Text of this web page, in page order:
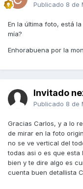
Publicado 8 de
En la última foto, está
mía?
Enhorabuena por la
Invitado
Publicado 8 de
Gracias Carlos, y a lo
de mirar en la foto
no se ve vertical del
todas asi o es que esta
bien y te dire algo es
cuenta buen detallista